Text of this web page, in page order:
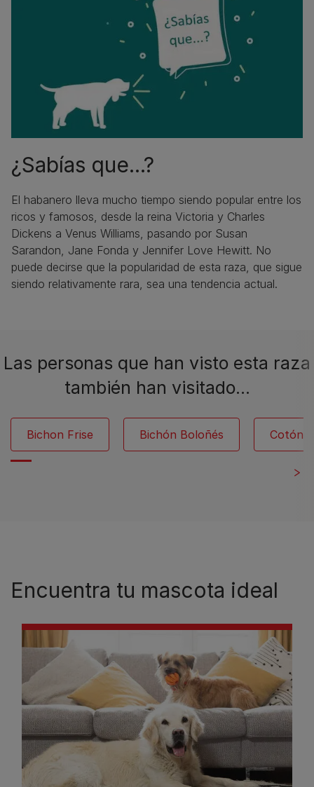
¿Sabías que...?
El habanero lleva mucho tiempo siendo popular entre los
ricos y famosos, desde la reina Victoria y Charles
Dickens a Venus Williams, pasando por Susan
Sarandon, Jane Fonda y Jennifer Love Hewitt. No
puede decirse que la popularidad de esta raza, que sigue
siendo relativamente rara, sea una tendencia actual.
Las personas que han visto esta raza
también han visitado…
Bichon Frise Bichón Boloñés Cotón
Encuentra tu mascota ideal